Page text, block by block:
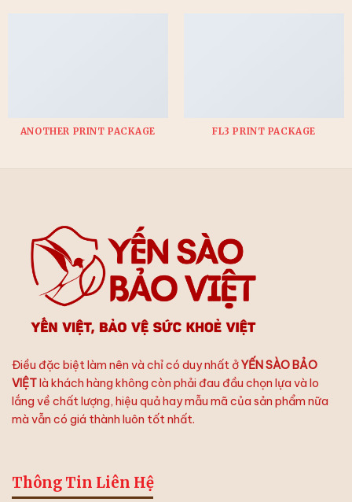
ANOTHER PRINT PACKAGE FL3 PRINT PACKAGE
Điều đặc biệt làm nên và chỉ có duy nhất ởYẾN SÀO BẢO
VIỆTlà khách hàng không còn phải đau đầu chọn lựa và lo
lắng về chất lượng, hiệu quả hay mẫu mã của sản phẩm nữa
mà vẫn có giá thành luôn tốt nhất.
Thông Tin Liên Hệ